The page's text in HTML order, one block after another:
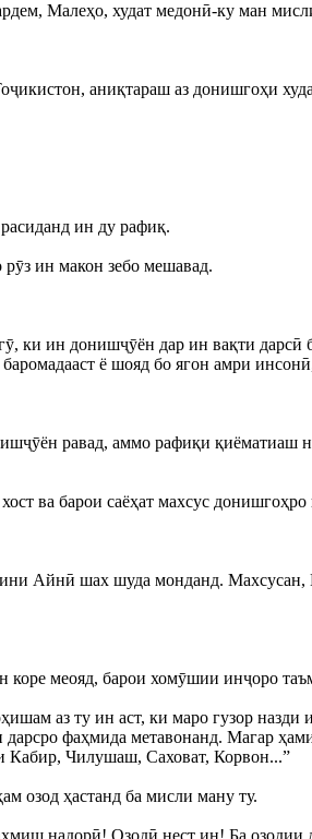
Малеҳо, худат медонӣ-ку ман
аниқтараш аз донишгоҳи
ин ду рафиқ.
ин макон зебо мешавад.
ки ин донишҷӯён дар ин вақти дарсӣ
ё шояд бо ягон амри
равад, аммо рафиқи қиёматиаш
ва барои саёҳат махсус
Айнӣ шах шуда монданд. Махсусан,
коре меояд, барои хомӯшии инҷоро
аз ту ин аст, ки маро гузор
фаҳмида метавонанд. Магар
Кабир, Чилушаш, Саховат, Корвон...”
озод ҳастанд ба мисли ману ту.